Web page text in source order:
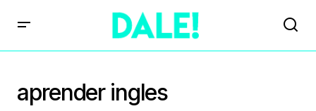
aprender ingles